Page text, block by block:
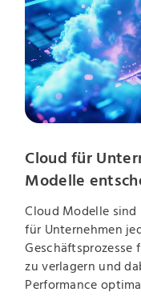
Cloud für
Modelle
Cloud Modelle sind
für Unternehmen
Geschäftsprozesse
zu verlagern und
Performance